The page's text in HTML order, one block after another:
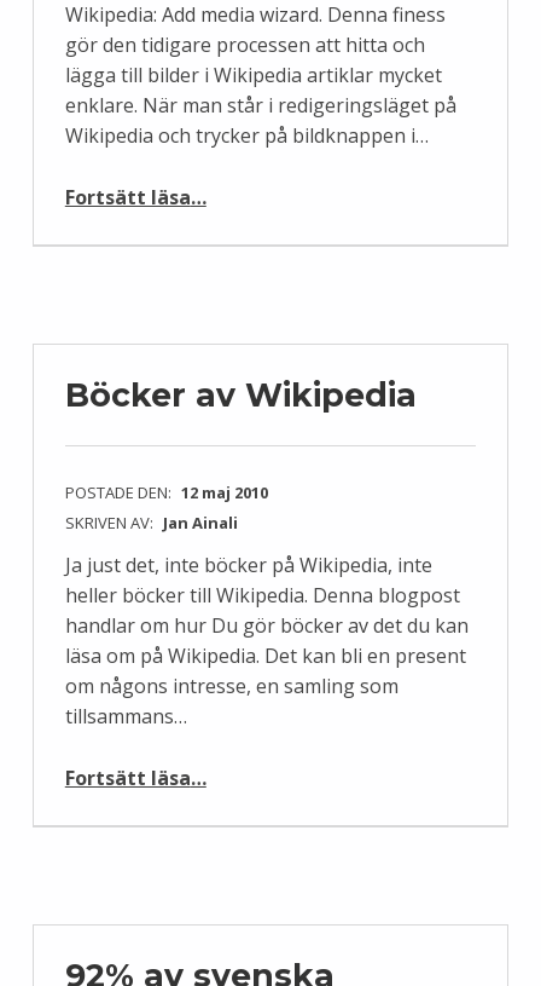
Wikipedia: Add media wizard. Denna finess
gör den tidigare processen att hitta och
lägga till bilder i Wikipedia artiklar mycket
enklare. När man står i redigeringsläget på
Wikipedia och trycker på bildknappen i…
Fortsätt läsa…
Böcker av Wikipedia
POSTADE DEN: 12 maj 2010
SKRIVEN AV: Jan Ainali
Ja just det, inte böcker på Wikipedia, inte
heller böcker till Wikipedia. Denna blogpost
handlar om hur Du gör böcker av det du kan
läsa om på Wikipedia. Det kan bli en present
om någons intresse, en samling som
tillsammans…
Fortsätt läsa…
92% av svenska